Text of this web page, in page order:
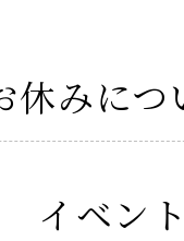
休みにつ
イベン